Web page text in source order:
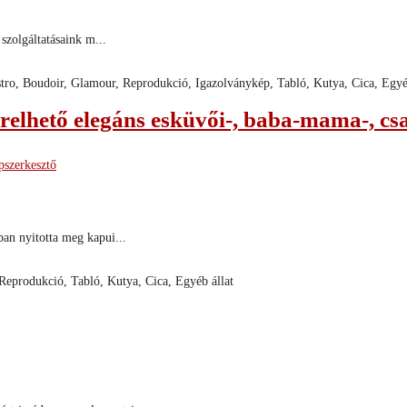
m...
Boudoir, Glamour, Reprodukció, Igazolványkép, Tabló, Kutya, Cica,
elegáns esküvői-, baba-mama-,
nyitotta meg kapui...
Tabló, Kutya, Cica, Egyéb állat